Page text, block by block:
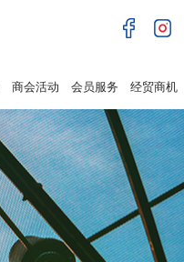
商会活动 会员服务 经贸商机